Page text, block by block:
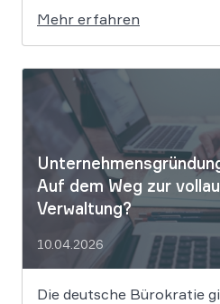
Bewerbungsprozessen
aussortieren und Frauen
Gehaltsforderungen
Vorurteile stellen
Haftungsrisiken nach
Digitalisierung […]
Mehr erfahren
Auf dem Weg zur
Verwaltung?
10.04.2026
Die deutsche Bürokratie